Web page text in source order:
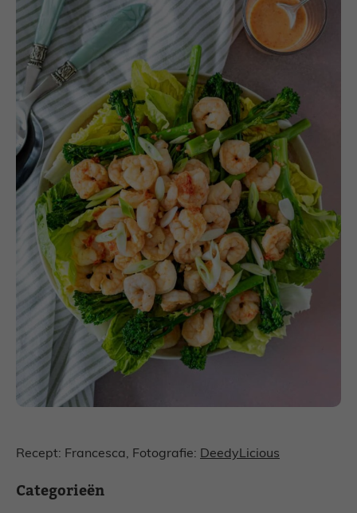
Recept: Francesca, Fotografie: DeedyLicious
Categorieën